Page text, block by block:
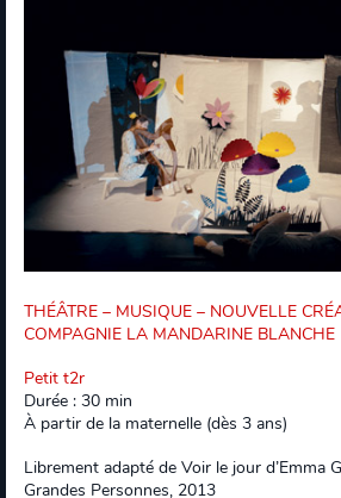
THÉÂTRE – MUSIQUE – NOUVELLE
COMPAGNIE LA MANDARINE BLANCHE
Petit t2r
Durée : 30 min
À partir de la maternelle (dès 3 ans)
Librement adapté de Voir le jour d’Emma
Grandes Personnes, 2013